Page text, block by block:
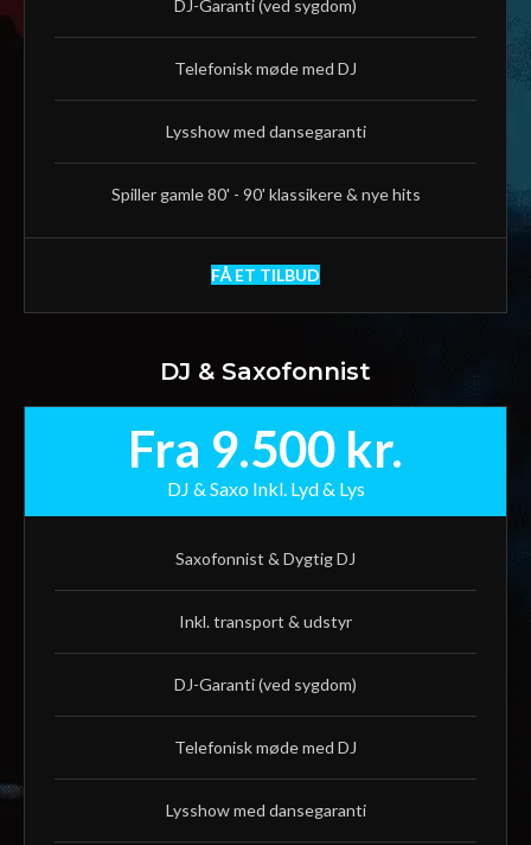
DJ-Garanti (ved sygdom)
Telefonisk møde med DJ
Lysshow med dansegaranti
Spiller gamle 80' - 90' klassikere & nye hits
FÅ ET TILBUD
DJ & Saxofonnist
Fra 9.500 kr.
DJ & Saxo Inkl. Lyd & Lys
Saxofonnist & Dygtig DJ
Inkl. transport & udstyr
DJ-Garanti (ved sygdom)
Telefonisk møde med DJ
Lysshow med dansegaranti